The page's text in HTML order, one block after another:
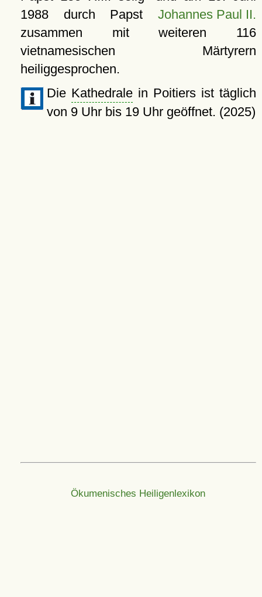
1988durch Papst Johannes Paul II.
zusammen mit weiteren 116
vietnamesischen Märtyrern
heiliggesprochen.
Die Kathedralein Poitiers ist täglich
von 9 Uhr bis 19 Uhr geöffnet. (2025)
Ökumenisches Heiligenlexikon